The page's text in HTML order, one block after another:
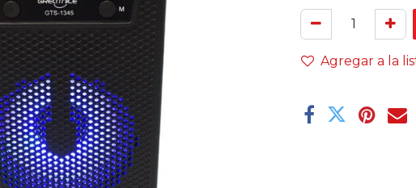
Agregar a la